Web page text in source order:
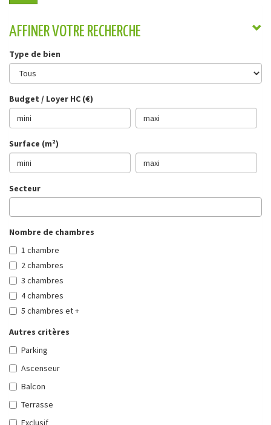
AFFINER VOTRE RECHERCHE
Type de bien
Budget / Loyer HC (€)
Surface (m²)
Secteur
Nombre de chambres
1 chambre
2 chambres
3 chambres
4 chambres
5 chambres et +
Autres critères
Parking
Ascenseur
Balcon
Terrasse
Exclusif